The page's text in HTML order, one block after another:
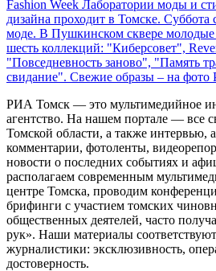
Fashion Week Лаборатории моды и
дизайна проходит в Томске. Суббота
моде. В Пушкинском сквере молодые
шесть коллекций: "Киберсовет",
"Повседневность заново", "Память
свидание". Свежие образы – на
РИА Томск — это мультимедийное
агентство. На нашем портале — все
Томской области, а также интервью,
комментарии, фотоленты,
новости о последних событиях и
располагаем современным
центре Томска, проводим
брифинги с участием томских
общественных деятелей, часто
рук». Наши материалы
журналистики: эксклюзивность,
достоверность.